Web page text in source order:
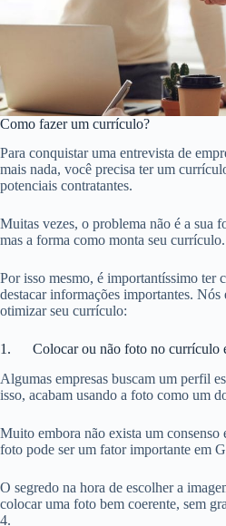
Como fazer um currículo?
Para conquistar uma entrevista de
mais nada, você precisa ter um
potenciais contratantes.
Muitas vezes, o problema não é a sua
mas a forma como monta seu currículo.
Por isso mesmo, é importantíssimo ter
destacar informações importantes. Nós
otimizar seu currículo:
1. Colocar ou não foto no currículo
Algumas empresas buscam um perfil
isso, acabam usando a foto como um
Muito embora não exista um consenso
foto pode ser um fator importante em
O segredo na hora de escolher a
colocar uma foto bem coerente, sem
4.